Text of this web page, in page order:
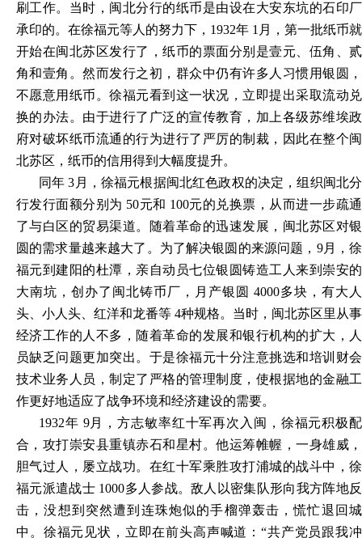
刷工作。当时，闽北分行的纸币是由设在大安东坑的石印厂
承印的。在徐福元等人的努力下，1932年 1月，第一批纸币就
开始在闽北苏区发行了，纸币的票面分别是壹元、伍角、贰
角和壹角。然而发行之初，群众中仍有许多人习惯用银圆，
不愿意用纸币。徐福元看到这一状况，立即提出采取流动兑
换的办法。由于进行了广泛的宣传教育，加上各级苏维埃政
府对破坏纸币流通的行为进行了严厉的制裁，因此在整个闽
北苏区，纸币的信用得到大幅度提升。
同年 3月，徐福元根据闽北红色政权的决定，组织闽北分
行发行面额分别为 50元和 100元的兑换票，从而进一步疏通
了与白区的贸易渠道。随着革命的迅速发展，闽北苏区对银
圆的需求量越来越大了。为了解决银圆的来源问题，9月，徐
福元到建阳的杜潭，亲自动员七位银圆铸造工人来到崇安的
大南坑，创办了闽北铸币厂，月产银圆 4000多块，有大人
头、小人头、红洋和龙番等 4种规格。当时，闽北苏区里从事
经济工作的人不多，随着革命的发展和银行机构的扩大，人
员缺乏问题更加突出。于是徐福元十分注意挑选和培训财会
技术业务人员，制定了严格的管理制度，使根据地的金融工
作更好地适应了战争环境和经济建设的需要。
1932年 9月，方志敏率红十军再次入闽，徐福元积极配
合，攻打崇安县重镇赤石和星村。他运筹帷幄，一身雄威，
胆气过人，屡立战功。在红十军乘胜攻打浦城的战斗中，徐
福元派遣战士 1000多人参战。敌人以密集队形向我方阵地反
击，没想到突然遭到连珠炮似的手榴弹轰击，慌忙退回城
中。徐福元见状，立即在前头高声喊道：“共产党员跟我冲